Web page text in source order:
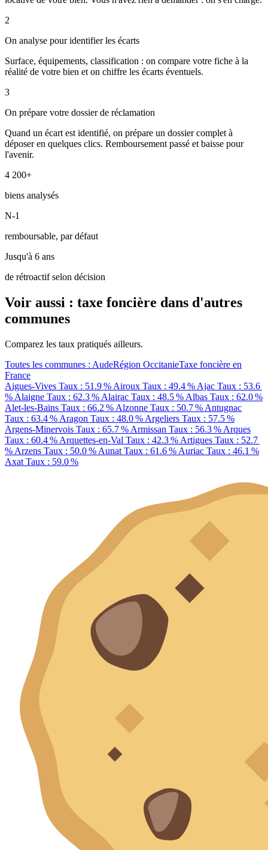
2
On analyse pour identifier les écarts
Surface, équipements, classification : on compare votre fiche à la
réalité de votre bien et on chiffre les écarts éventuels.
3
On prépare votre dossier de réclamation
Quand un écart est identifié, on prépare un dossier complet à
déposer en quelques clics. Remboursement passé et baisse pour
l'avenir.
4 200+
biens analysés
N-1
remboursable, par défaut
Jusqu'à 6 ans
de rétroactif selon décision
Voir aussi : taxe foncière dans d'autres
communes
Comparez les taux pratiqués ailleurs.
Toutes les communes : AudeRégion OccitanieTaxe foncière en
France
Aigues-Vives Taux : 51.9 % Airoux Taux : 49.4 % Ajac Taux : 53.6
% Alaigne Taux : 62.3 % Alairac Taux : 48.5 % Albas Taux : 62.0 %
Alet-les-Bains Taux : 66.2 % Alzonne Taux : 50.7 % Antugnac
Taux : 63.4 % Aragon Taux : 48.0 % Argeliers Taux : 57.5 %
Argens-Minervois Taux : 65.7 % Armissan Taux : 56.3 % Arques
Taux : 60.4 % Arquettes-en-Val Taux : 42.3 % Artigues Taux : 52.7
% Arzens Taux : 50.0 % Aunat Taux : 61.6 % Auriac Taux : 46.1 %
Axat Taux : 59.0 %